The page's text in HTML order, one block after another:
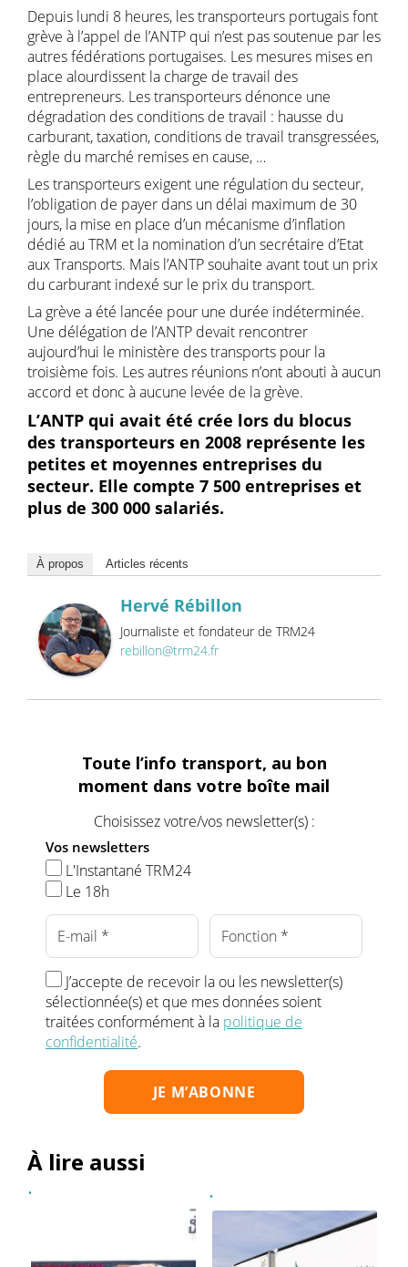
Depuis lundi 8 heures, les transporteurs portugais font
grève à l’appel de l’ANTP qui n’est pas soutenue par les
autres fédérations portugaises. Les mesures mises en
place alourdissent la charge de travail des
entrepreneurs. Les transporteurs dénonce une
dégradation des conditions de travail : hausse du
carburant, taxation, conditions de travail transgressées,
règle du marché remises en cause, …
Les transporteurs exigent une régulation du secteur,
l’obligation de payer dans un délai maximum de 30
jours, la mise en place d’un mécanisme d’inflation
dédié au TRM et la nomination d’un secrétaire d’Etat
aux Transports. Mais l’ANTP souhaite avant tout un prix
du carburant indexé sur le prix du transport.
La grève a été lancée pour une durée indéterminée.
Une délégation de l’ANTP devait rencontrer
aujourd’hui le ministère des transports pour la
troisième fois. Les autres réunions n’ont abouti à aucun
accord et donc à aucune levée de la grève.
L’ANTP qui avait été crée lors du blocus
des transporteurs en 2008 représente les
petites et moyennes entreprises du
secteur. Elle compte 7 500 entreprises et
plus de 300 000 salariés.
À propos Articles récents
Hervé Rébillon
Journaliste et fondateur de TRM24
rebillon@trm24.fr
Toute l’info transport, au bon
moment dans votre boîte mail
Choisissez votre/vos newsletter(s) :
Vos newsletters
L'Instantané TRM24
Le 18h
J’accepte de recevoir la ou les newsletter(s)
sélectionnée(s) et que mes données soient
traitées conformément à la politique de
confidentialité.
À lire aussi